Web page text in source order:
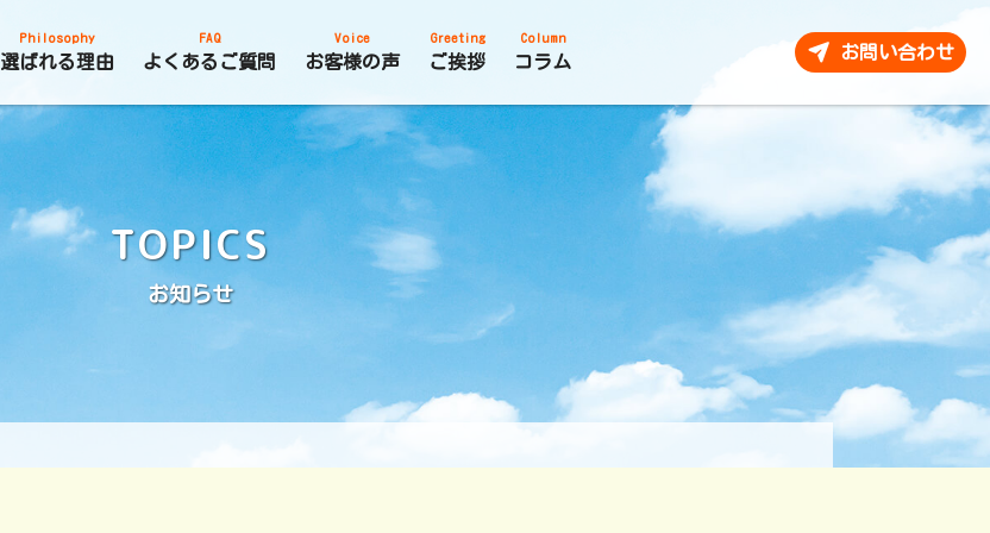
Philosophy
選ばれる理由
FAQ
よくあるご質問
Voice
お客様の声
Greeting
ご挨拶
Column
コラム お問い合わせ
TOPICS
お知らせ